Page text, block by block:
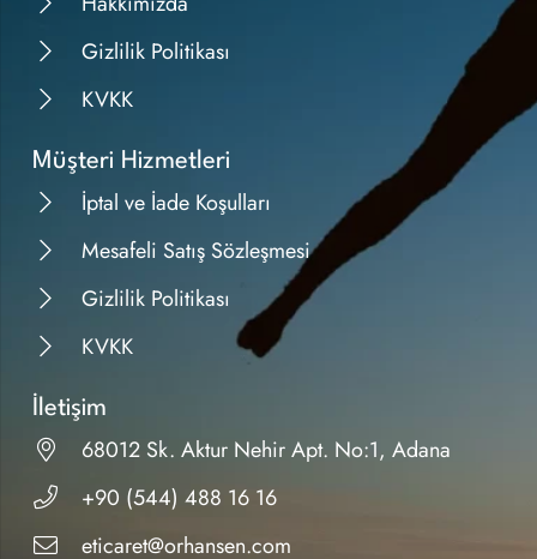
Gizlilik Politikası
KVKK
Müşteri Hizmetleri
İptal ve İade Koşulları
Mesafeli Satış Sözleşmesi
Gizlilik Politikası
KVKK
İletişim
68012 Sk. Aktur Nehir Apt. No:1, Adana
+90 (544) 488 16 16
eticaret@orhansen.com